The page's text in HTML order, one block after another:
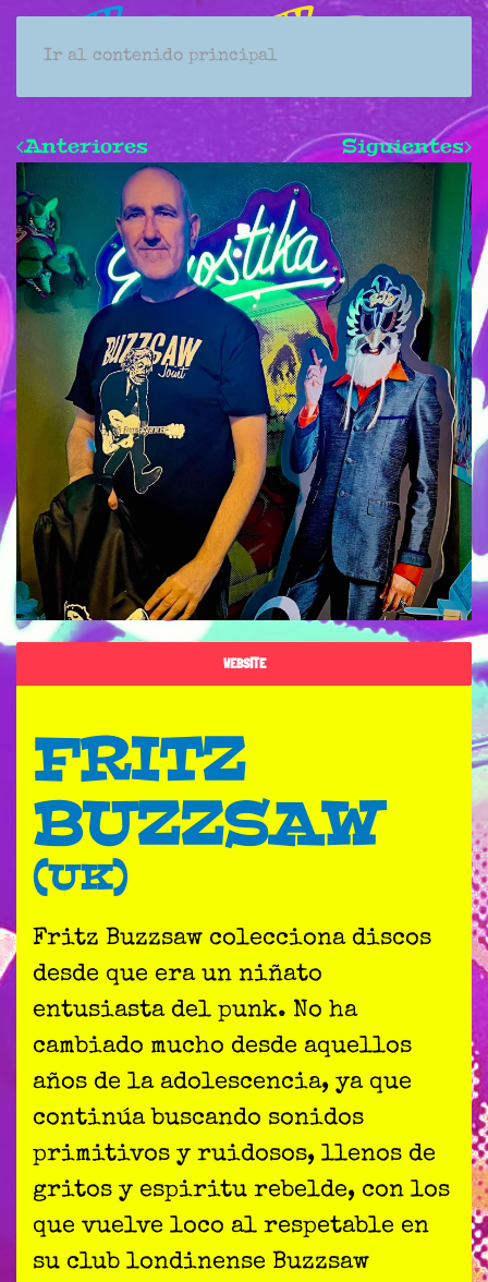
Ir al contenido principal
Anteriores Siguientes
WEBSITE
FRITZ
BUZZSAW
(UK)
Fritz Buzzsaw colecciona discos
desde que era un niñato
entusiasta del punk. No ha
cambiado mucho desde aquellos
años de la adolescencia, ya que
continúa buscando sonidos
primitivos y ruidosos, llenos de
gritos y espiritu rebelde, con los
que vuelve loco al respetable en
su club londinense Buzzsaw